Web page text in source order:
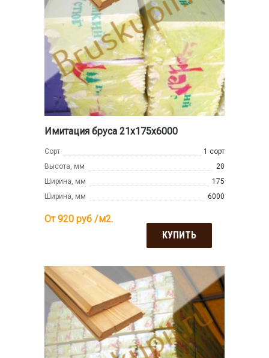
Имитация бруса 21x175x6000
Сорт
1 сорт
Высота, мм
20
Ширина, мм
175
Ширина, мм
6000
От 920 руб /м2.
КУПИТЬ